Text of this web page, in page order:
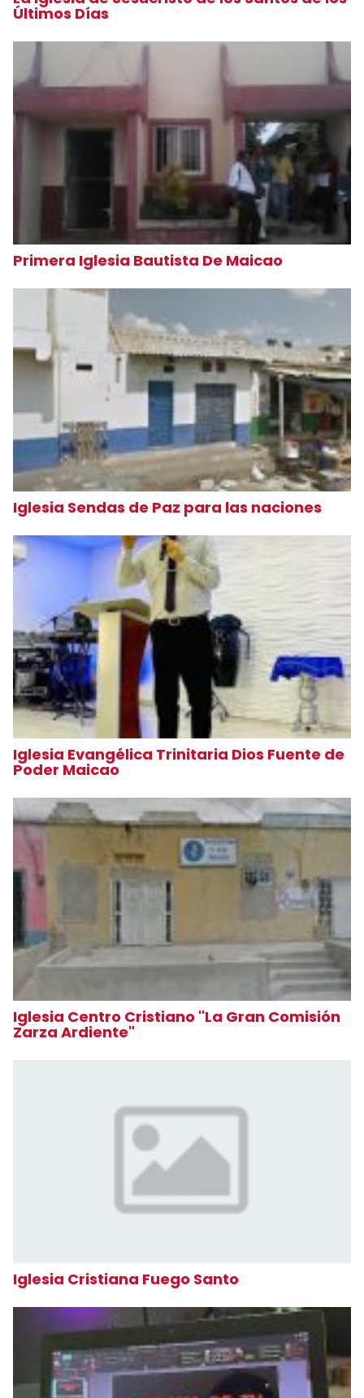
Últimos Días
Primera Iglesia Bautista De Maicao
Iglesia Sendas de Paz para las naciones
Iglesia Evangélica Trinitaria Dios Fuente de
Poder Maicao
Iglesia Centro Cristiano "La Gran Comisión
Zarza Ardiente"
Iglesia Cristiana Fuego Santo